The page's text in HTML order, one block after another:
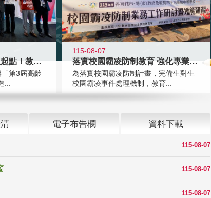
高齡不是終點而是夢想起點！教育部打
第3屆高齡
115-08-07
落實校園霸凌防制教育 強化專業知能
為落實校園霸凌防制計畫，完備生對生
校園霸凌事件處理機制，教育...
電子布告欄 資料下載
115-08-07
115-08-07
115-08-07